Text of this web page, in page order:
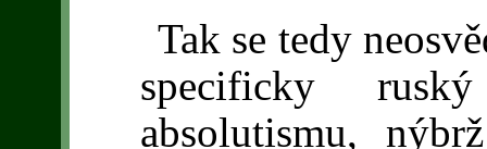
Tak se tedy
specificky
absolutismu,